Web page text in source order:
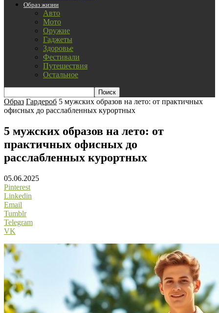
Образ жизни
Авто
Мото
Оружие
Гаджеты
Здоровье
Фестивали
Путешествия
Остальное
Образ Гардероб 5 мужских образов на лето: от практичных
офисных до расслабленных курортных
5 мужских образов на лето: от
практичных офисных до
расслабленных курортных
05.06.2025
Pinterest
Linkedin
Email
Tumblr
Telegram
VK